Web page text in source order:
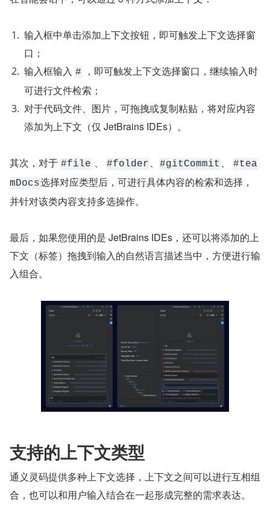
输入框中单击添加上下文按钮，即可触发上下文选择窗
口；
输入框输入 #
，即可触发上下文选择窗口，继续输入时
可进行文件检索；
对于代码文件、图片，可拖拽或复制粘贴，将对应内容
添加为上下文（仅 JetBrains IDEs）。
其次，对于 #file 、 #folder 、 #gitCommit 、
#tea
mDocs选择对应类型后，可进行具体内容的检索和选择，
并针对该类内容支持多选操作。
最后，如果您使用的是 JetBrains IDEs，还可以将添加的上
下文（标签）拖拽到输入的自然语言描述当中，方便进行输
入组合。
支持的上下文类型
通义灵码提供多种上下文选择，上下文之间可以进行互相组
合，也可以和用户输入结合在一起形成完整的需求表达。